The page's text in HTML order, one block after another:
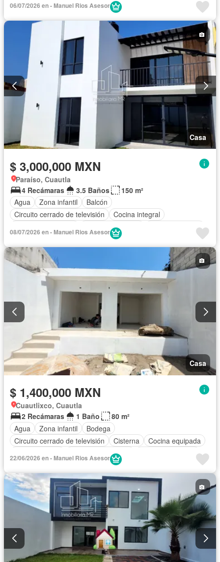
Cuarto de servicio
Estacionamiento
Gas natural
Jardín Despacho
Vista panorámica
Zonas verdes Sin amueblar
06/07/2026 en - Manuel Rios Asesor
Casa
$ 3,000,000 MXN
Paraíso, Cuautla
4 Recámaras
3.5 Baños
150 m²
Agua
Zona infantil
Balcón
Circuito cerrado de televisión
Cocina integral
Cuarto de servicio
Estacionamiento
Vista panorámica
08/07/2026 en - Manuel Rios Asesor
Casa
$ 1,400,000 MXN
Cuautlixco, Cuautla
2 Recámaras
1 Baño
80 m²
Agua
Zona infantil
Bodega
Circuito cerrado de televisión
Cisterna
Cocina equipada
Cuarto de Limpieza
Vista panorámica
Zonas verdes
22/06/2026 en - Manuel Rios Asesor